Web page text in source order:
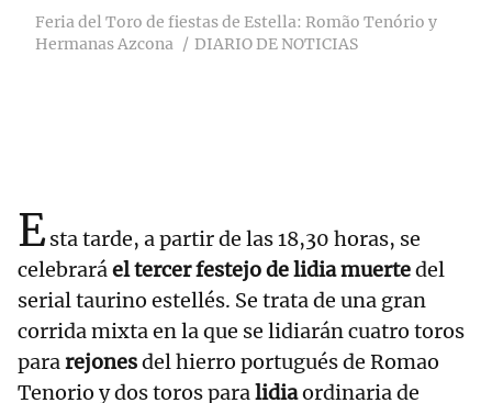
Feria del Toro de fiestas de Estella: Romão Tenório y
Hermanas Azcona
DIARIO DE NOTICIAS
Esta tarde, a partir de las 18,30 horas, se
celebraráel tercer festejo de lidia muertedel
serial taurino estellés. Se trata de una gran
corrida mixta en la que se lidiarán cuatro toros
pararejonesdel hierro portugués de Romao
Tenorio y dos toros paralidiaordinaria de